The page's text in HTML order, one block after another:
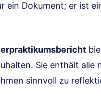
ein Dokument; er ist
Sie enthält alle
sinnvoll zu